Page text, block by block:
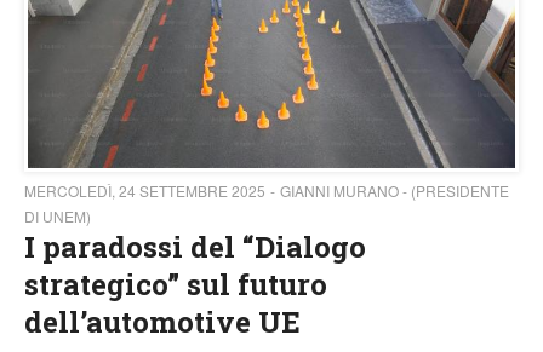
MERCOLEDÌ, 24 SETTEMBRE 2025
GIANNI MURANO - (PRESIDENTE
DI UNEM)
I paradossi del “Dialogo
strategico” sul futuro
dell’automotive UE